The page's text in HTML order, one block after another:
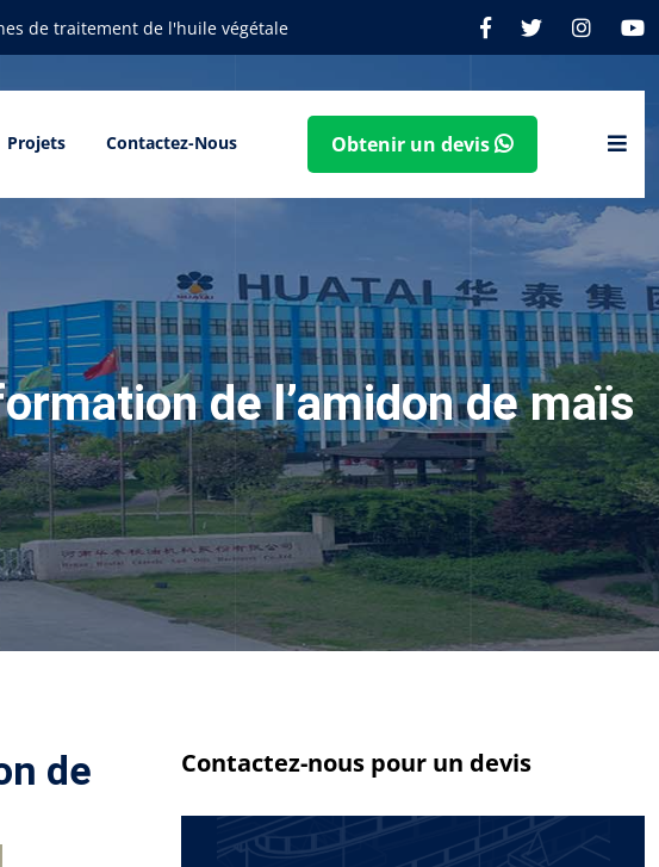
de traitement de l'huile végétale
Projets Contactez-Nous Obtenir un devis
de l’amidon de maïs
de
Contactez-nous pour un devis